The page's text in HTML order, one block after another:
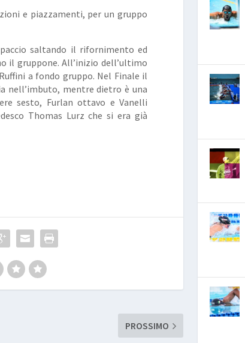
e piazzamenti, per un gruppo
saltando il rifornimento ed
il gruppone. All’inizio dell’ultimo
a fondo gruppo. Nel Finale il
nell’imbuto, mentre dietro è una
sesto, Furlan ottavo e Vanelli
Thomas Lurz che si era già
PROSSIMO